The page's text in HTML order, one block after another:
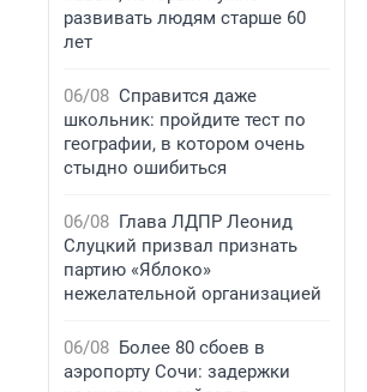
развивать людям старше 60
лет
06/08 Справится даже
школьник: пройдите тест по
географии, в котором очень
стыдно ошибиться
06/08 Глава ЛДПР Леонид
Слуцкий призвал признать
партию «Яблоко»
нежелательной организацией
06/08 Более 80 сбоев в
аэропорту Сочи: задержки